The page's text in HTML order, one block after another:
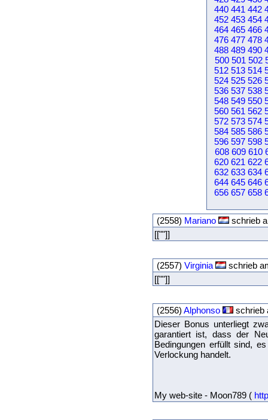
440 441 442
452 453 454
464 465 466
476 477 478
488 489 490
500 501 502
512 513 514
524 525 526
536 537 538
548 549 550
560 561 562
572 573 574
584 585 586
596 597 598
608 609 610
620 621 622
632 633 634
644 645 646
656 657 658
(2558) Mariano
schrieb
[[""]]
(2557) Virginia
schrieb
[[""]]
(2556) Alphonso
schrieb
Dieser Bonus unterliegt
garantiert ist, dass der
Bedingungen erfüllt sind,
Verlockung handelt.
My web-site - Moon789 (